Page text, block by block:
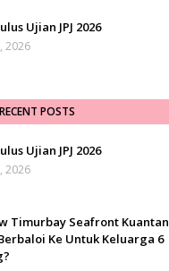
Ujian JPJ 2026
2026
RECENT POSTS
Ujian JPJ 2026
2026
Timurbay Seafront Kuantan
Ke Untuk Keluarga 6